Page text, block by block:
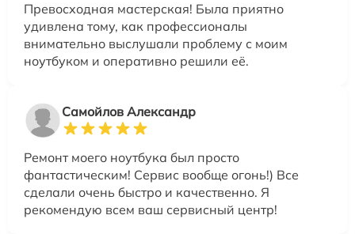
Превосходная мастерская! Была приятно
удивлена тому, как профессионалы
внимательно выслушали проблему с моим
ноутбуком и оперативно решили её.
Самойлов Александр
Ремонт моего ноутбука был просто
фантастическим! Сервис вообще огонь!) Все
сделали очень быстро и качественно. Я
рекомендую всем ваш сервисный центр!